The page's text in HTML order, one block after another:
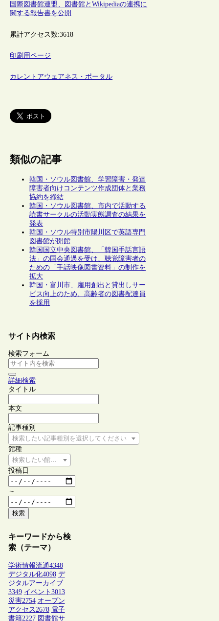
国際図書館連盟、図書館とWikipediaの連携に
関する報告書を公開
累計アクセス数:3618
印刷用ページ
カレントアウェアネス・ポータル
類似の記事
韓国・ソウル図書館、学習障害・発達
障害者向けコンテンツ作成団体と業務
協約を締結
韓国・ソウル図書館、市内で活動する
読書サークルの活動実態調査の結果を
発表
韓国・ソウル特別市陽川区で英語専門
図書館が開館
韓国国立中央図書館、「韓国手話言語
法」の国会通過を受け、聴覚障害者の
ための「手話映像図書資料」の制作を
拡大
韓国・富川市、雇用創出と貸出しサー
ビス向上のため、高齢者の図書配達員
を採用
サイト内検索
検索フォーム
詳細検索
タイトル
本文
記事種別
検索したい記事種別を選択してください
館種
検索したい館種を選択してください
投稿日
～
検索
キーワードから検
索（テーマ）
学術情報流通4348
デジタル化4098 デ
ジタルアーカイブ
3349 イベント 3013
災害2754 オープン
アクセス 2678 電子
書籍2227 図書館サ